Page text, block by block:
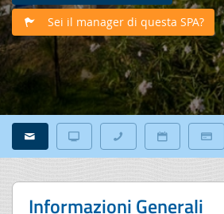
Sei il manager di questa SPA?
Informazioni Generali